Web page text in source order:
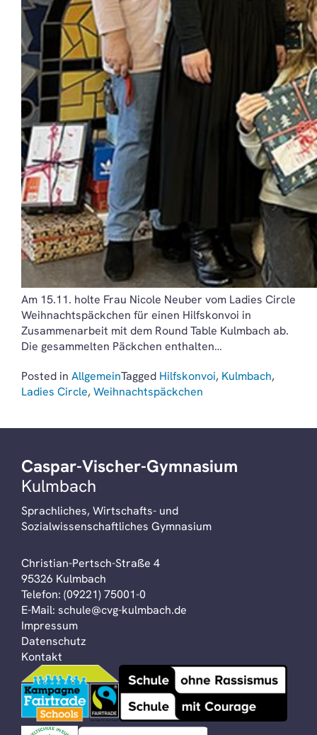
Am 15.11. holte Frau Nicole Neuber vom Ladies Circle
Weihnachtspäckchen für einen Hilfskonvoi in
Zusammenarbeit mit dem Round Table Kulmbach ab.
Die gesammelten Päckchen enthalten…
Posted in AllgemeinTagged Hilfskonvoi, Kulmbach,
Ladies Circle, Weihnachtspäckchen
Caspar-Vischer-Gymnasium
Kulmbach
Sprachliches, Wirtschafts- und
Sozialwissenschaftliches Gymnasium
Christian-Pertsch-Straße 4
95326 Kulmbach
Telefon: (09221) 75001-0
E-Mail: schule@cvg-kulmbach.de
Impressum
Datenschutz
Kontakt